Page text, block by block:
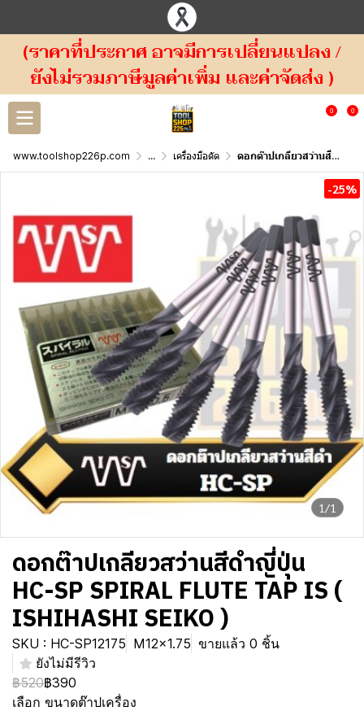
(ราคาที่ประกาศ อาจมีการเปลี่ยนแปลง /
ยังไม่รวมภาษีมูลค่าเพิ่ม และค่าจัดส่ง )
0 0
www.toolshop226p.com ... เครื่องมือตัด ดอกต๊าปเกลียวสว่านสีดำญี่ปุ่น HC-SP SPIRAL FLUTE TAP IS ( ISHIHASHI SEIKO )
1/1
-25%
ดอกต๊าปเกลียวสว่านสีดำญี่ปุ่น
HC-SP SPIRAL FLUTE TAP IS (
ISHIHASHI SEIKO )
SKU : HC-SP12175 M12x1.75 ขายแล้ว 0 ชิ้น
ยังไม่มีรีวิว
฿520฿390
เลือก ขนาดต๊าปเครื่อง